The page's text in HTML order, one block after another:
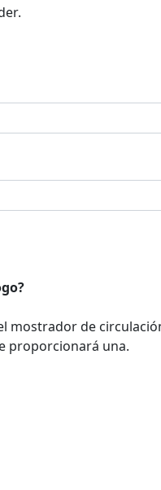
mostrador de
proporcionará una.